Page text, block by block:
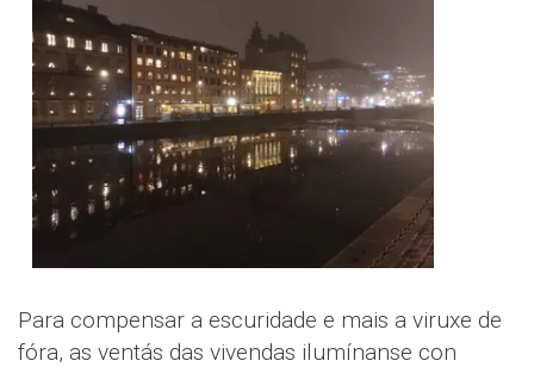
Para compensar a escuridade e mais a viruxe de
fóra, as ventás das vivendas ilumínanse con